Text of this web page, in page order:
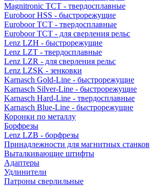
Magnitronic TCT - твердосплавные
Euroboor HSS - быстрорежущие
Euroboor TCT - твердосплавные
Euroboor TCT - для сверления рельс
Lenz LZH - быстрорежущие
Lenz LZT - твердосплавные
Lenz LZR - для сверления рельс
Lenz LZSK - зенковки
Karnasch Gold-Line - быстрорежущие
Karnasch Silver-Line - быстрорежущие
Karnasch Hard-Line - твердосплавные
Karnasch Blue-Line - быстрорежущие
Коронки по металлу
Борфрезы
Lenz LZB - борфрезы
Принадлежности для магнитных станков
Выталкивающие штифты
Адаптеры
Удлинители
Патроны сверлильные